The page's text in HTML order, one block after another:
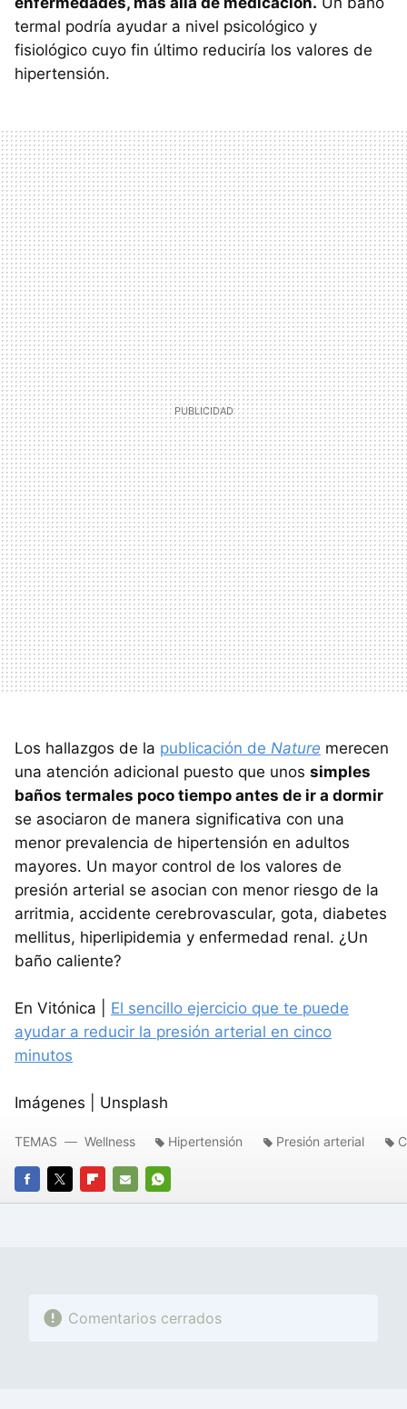
termal podría ayudar a nivel psicológico y
fisiológico cuyo fin último reduciría los valores de
hipertensión.
Los hallazgos de la publicación de Nature merecen
una atención adicional puesto que unos simples
baños termales poco tiempo antes de ir a dormir
se asociaron de manera significativa con una
menor prevalencia de hipertensión en adultos
mayores. Un mayor control de los valores de
presión arterial se asocian con menor riesgo de la
arritmia, accidente cerebrovascular, gota, diabetes
mellitus, hiperlipidemia y enfermedad renal. ¿Un
baño caliente?
En Vitónica | El sencillo ejercicio que te puede
ayudar a reducir la presión arterial en cinco
minutos
Imágenes | Unsplash
FACEBOOK
TWITTERFLIPBOARD
E-
WHATSAPP
TEMAS Wellness Hipertensión Presión arterial
Comentarios cerrados